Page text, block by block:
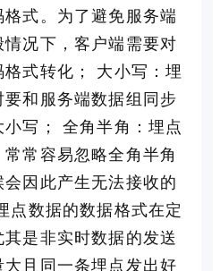
式。为了避免服务端
况下，客户端需要对
式转化； 大小写：埋
和服务端数据组同步
写； 全角半角：埋点
常容易忽略全角半角
因此产生无法接收的
点数据的数据格式在定
是非实时数据的发送
且同一条埋点发出好